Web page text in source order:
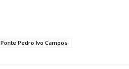
Ponte Pedro Ivo Campos